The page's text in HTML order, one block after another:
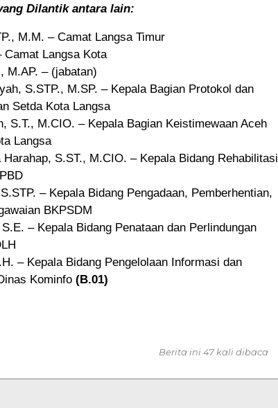
Dilantik antara lain:
M.M. – Camat Langsa Timur
Camat Langsa Kota
M.AP. – (jabatan)
S.STP., M.SP. – Kepala Bagian Protokol dan
Setda Kota Langsa
S.T., M.CIO. – Kepala Bagian Keistimewaan Aceh
Langsa
Harahap, S.ST., M.CIO. – Kepala Bidang Rehabilitasi
– Kepala Bidang Pengadaan, Pemberhentian,
BKPSDM
– Kepala Bidang Penataan dan Perlindungan
– Kepala Bidang Pengelolaan Informasi dan
Kominfo (B.01)
Berita ini 47 kali dibaca